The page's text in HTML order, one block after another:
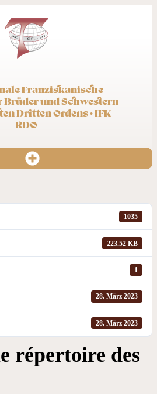
Franziskanische
Brüder und Schwestern
Dritten Ordens · IFK-
RDO
1035
223.52 KB
1
28. März 2023
28. März 2023
répertoire des